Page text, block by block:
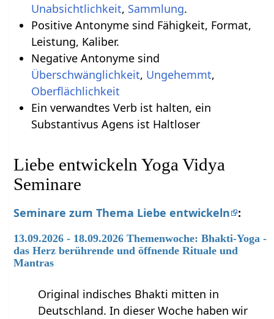
Unabsichtlichkeit, Sammlung.
Positive Antonyme sind Fähigkeit, Format,
Leistung, Kaliber.
Negative Antonyme sind
Überschwänglichkeit, Ungehemmt,
Oberflächlichkeit
Ein verwandtes Verb ist halten, ein
Substantivus Agens ist Haltloser
Liebe entwickeln Yoga Vidya
Seminare
Seminare zum Thema Liebe entwickeln :
13.09.2026 - 18.09.2026 Themenwoche: Bhakti-Yoga -
das Herz berührende und öffnende Rituale und
Mantras
Original indisches Bhakti mitten in
Deutschland. In dieser Woche haben wir